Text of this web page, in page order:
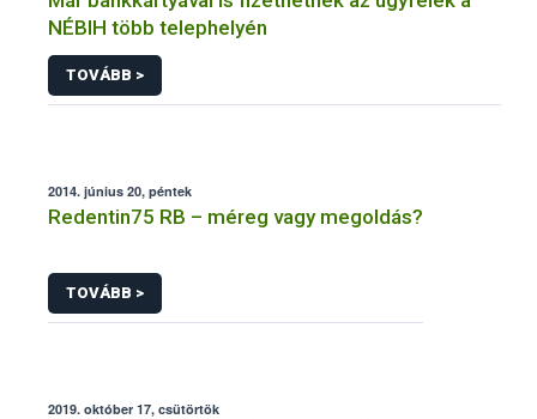
NÉBIH több telephelyén
TOVÁBB >
2014. június 20, péntek
Redentin75 RB – méreg vagy megoldás?
TOVÁBB >
2019. október 17, csütörtök